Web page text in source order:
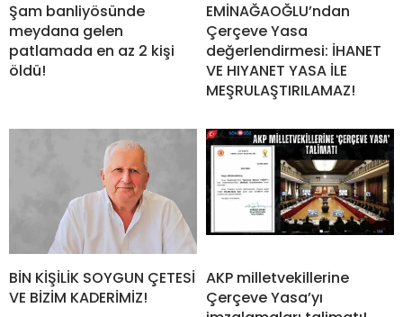
Şam banliyösünde
meydana gelen
patlamada en az 2 kişi
öldü!
EMİNAĞAOĞLU’ndan
Çerçeve Yasa
değerlendirmesi: İHANET
VE HIYANET YASA İLE
MEŞRULAŞTIRILAMAZ!
BİN KİŞİLİK SOYGUN ÇETESİ
VE BİZİM KADERİMİZ!
AKP milletvekillerine
Çerçeve Yasa’yı